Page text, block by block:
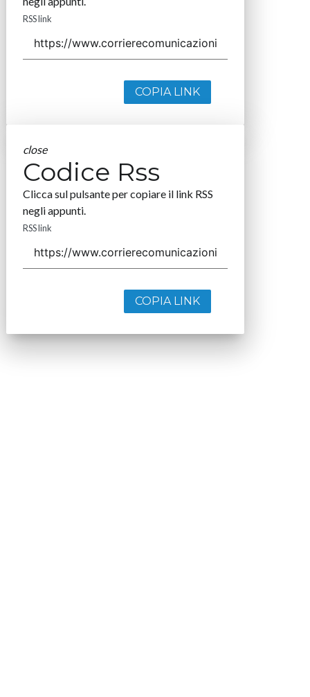
RSS link
COPIA LINK
close
Codice Rss
Clicca sul pulsante per copiare il link RSS
negli appunti.
RSS link
COPIA LINK